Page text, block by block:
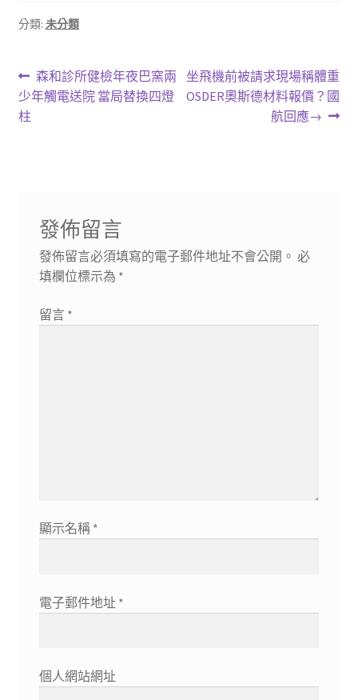
分類: 未分類
文
章
上
一
森和診所健檢年夜巴窯兩
少年觸電送院 當局替換四燈
柱
下
一
坐飛機前被請求現場稱體重
OSDER奧斯德材料報價？國
航回應→
發佈留言
發佈留言必須填寫的電子郵件地址不會公開。 必
填欄位標示為 *
留言 *
顯示名稱 *
電子郵件地址 *
個人網站網址